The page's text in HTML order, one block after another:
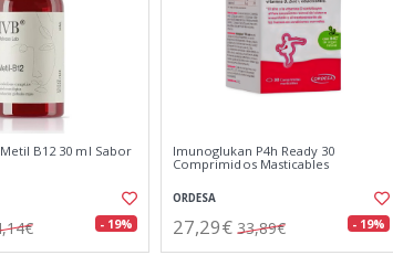
B12 30 ml Sabor
- 19%
Imunoglukan P4h Ready 30
Comprimidos Masticables
ORDESA
27,29€ 33,89€ - 19%